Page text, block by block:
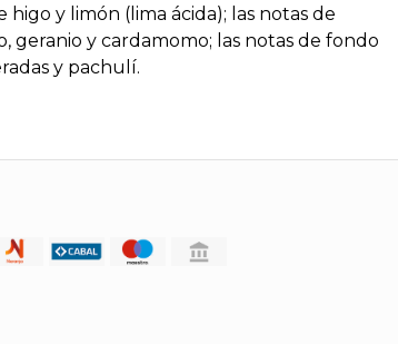
y limón (lima ácida); las notas de
geranio y cardamomo; las notas de fondo
y pachulí.